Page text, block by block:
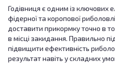
Годівниця є одним із ключових
фідерної та коропової
доставити прикормку точно в
в місці закидання. Правильно
підвищити ефективність
результат навіть у складних